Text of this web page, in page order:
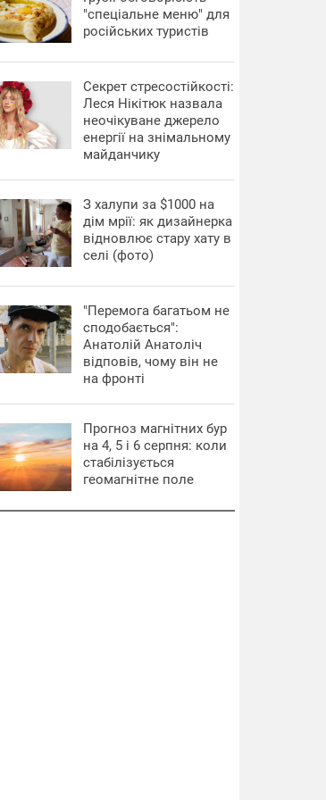
"спеціальне меню" для
російських туристів
Секрет стресостійкості:
Леся Нікітюк назвала
неочікуване джерело
енергії на знімальному
майданчику
З халупи за $1000 на
дім мрії: як дизайнерка
відновлює стару хату в
селі (фото)
"Перемога багатьом не
сподобається":
Анатолій Анатоліч
відповів, чому він не
на фронті
Прогноз магнітних бур
на 4, 5 і 6 серпня: коли
стабілізується
геомагнітне поле